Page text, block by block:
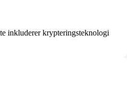
inkluderer krypteringsteknologi